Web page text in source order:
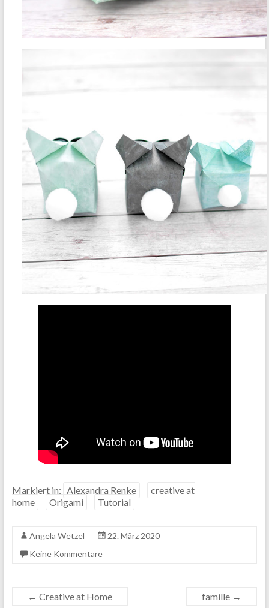
Markiert in: Alexandra Renke
creative at
home
Origami Tutorial
Angela Wetzel
22. März 2020
Keine Kommentare
← Creative at Home famille →